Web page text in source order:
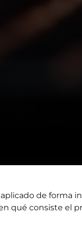
de forma
qué consiste el